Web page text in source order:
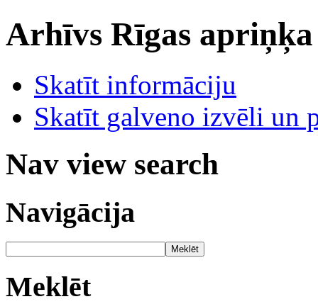
Arhīvs Rīgas
Skatīt informāciju
Skatīt galveno izvēli un
Nav view search
Navigācija
Meklēt
Meklēt